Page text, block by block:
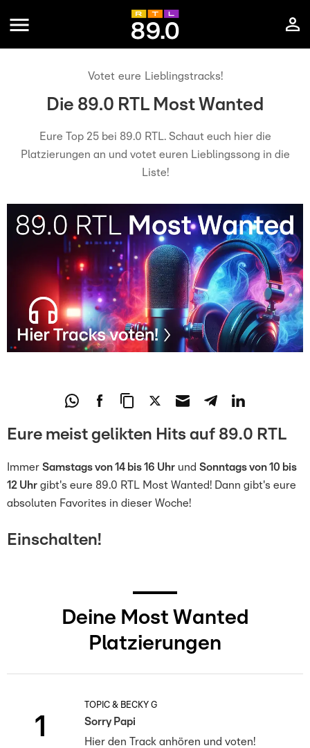
Votet eure Lieblingstracks!
Die 89.0 RTL Most Wanted
Eure Top 25 bei 89.0 RTL. Schaut euch hier die
Platzierungen an und votet euren Lieblingssong in die
Liste!
Eure meist gelikten Hits auf 89.0 RTL
Immer Samstags von 14 bis 16 Uhr und Sonntags von 10 bis
12 Uhr gibt's eure 89.0 RTL Most Wanted! Dann gibt's eure
absoluten Favorites in dieser Woche!
Einschalten!
Deine Most Wanted
Platzierungen
1
TOPIC & BECKY G
Sorry Papi
Hier den Track anhören und voten!